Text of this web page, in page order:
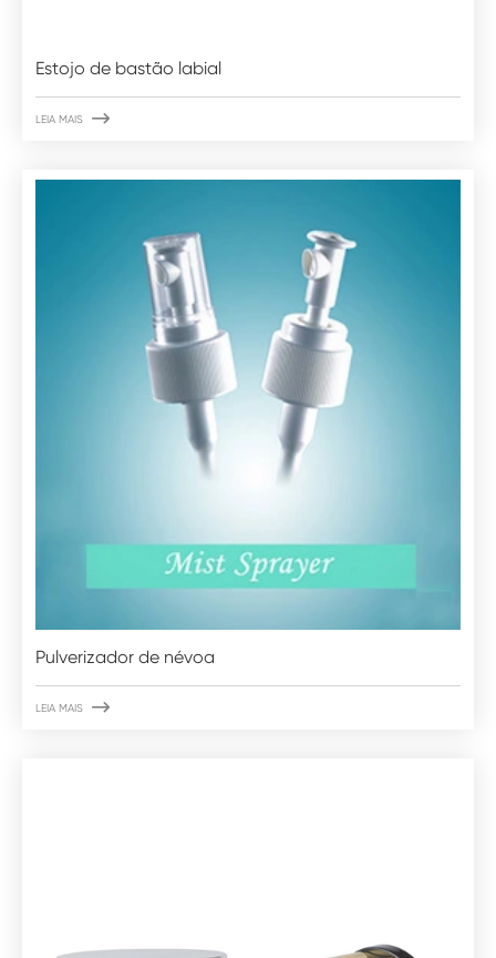
Estojo de bastão labial
LEIA MAIS 
Pulverizador de névoa
LEIA MAIS 